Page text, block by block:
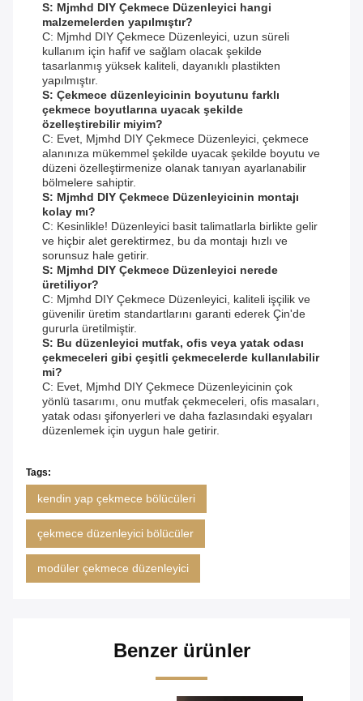
S: Mjmhd DIY Çekmece Düzenleyici hangi
malzemelerden yapılmıştır?
C: Mjmhd DIY Çekmece Düzenleyici, uzun süreli
kullanım için hafif ve sağlam olacak şekilde
tasarlanmış yüksek kaliteli, dayanıklı plastikten
yapılmıştır.
S: Çekmece düzenleyicinin boyutunu farklı
çekmece boyutlarına uyacak şekilde
özelleştirebilir miyim?
C: Evet, Mjmhd DIY Çekmece Düzenleyici, çekmece
alanınıza mükemmel şekilde uyacak şekilde boyutu ve
düzeni özelleştirmenize olanak tanıyan ayarlanabilir
bölmelere sahiptir.
S: Mjmhd DIY Çekmece Düzenleyicinin montajı
kolay mı?
C: Kesinlikle! Düzenleyici basit talimatlarla birlikte gelir
ve hiçbir alet gerektirmez, bu da montajı hızlı ve
sorunsuz hale getirir.
S: Mjmhd DIY Çekmece Düzenleyici nerede
üretiliyor?
C: Mjmhd DIY Çekmece Düzenleyici, kaliteli işçilik ve
güvenilir üretim standartlarını garanti ederek Çin'de
gururla üretilmiştir.
S: Bu düzenleyici mutfak, ofis veya yatak odası
çekmeceleri gibi çeşitli çekmecelerde kullanılabilir
mi?
C: Evet, Mjmhd DIY Çekmece Düzenleyicinin çok
yönlü tasarımı, onu mutfak çekmeceleri, ofis masaları,
yatak odası şifonyerleri ve daha fazlasındaki eşyaları
düzenlemek için uygun hale getirir.
Tags:
kendin yap çekmece bölücüleri
çekmece düzenleyici bölücüler
modüler çekmece düzenleyici
Benzer ürünler